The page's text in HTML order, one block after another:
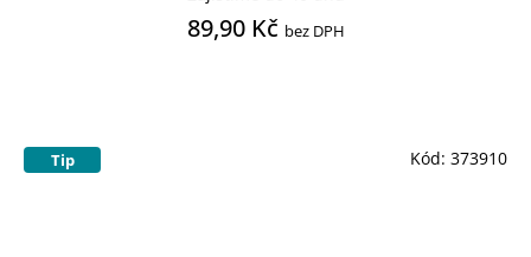
89,90 Kč bez DPH
Tip Kód: 373910